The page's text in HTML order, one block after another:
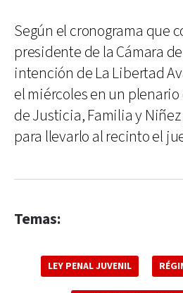
Según el cronograma que
presidente de la Cámara
intención de La Libertad
el miércoles en un
de Justicia, Familia y
para llevarlo al recinto el
Temas:
LEY PENAL JUVENIL